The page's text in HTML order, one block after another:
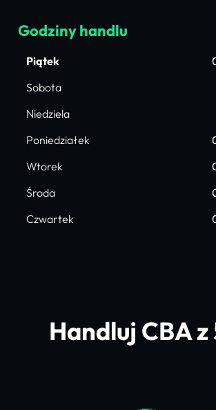
Godziny handlu
Piątek
Sobota
Niedziela
Poniedziałek
Wtorek
Środa
Czwartek
Handluj CBA